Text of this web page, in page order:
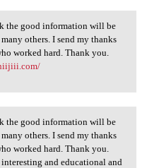
the
the good information will be
others. I send my thanks
worked hard. Thank you.
the
the good information will be
others. I send my thanks
worked hard. Thank you.
and educational and